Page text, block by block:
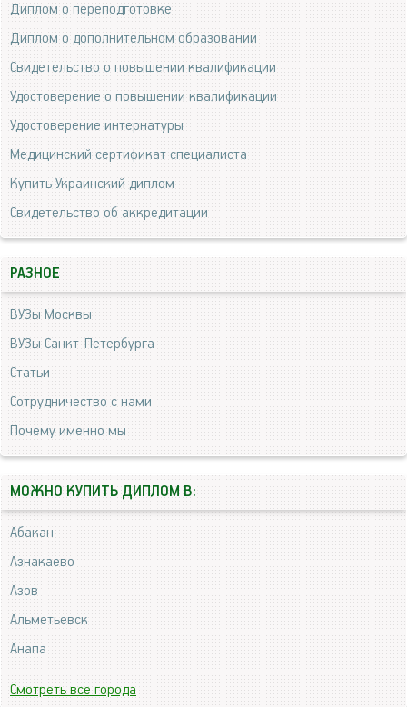
Диплом о переподготовке
Диплом о дополнительном образовании
Свидетельство о повышении квалификации
Удостоверение о повышении квалификации
Удостоверение интернатуры
Медицинский сертификат специалиста
Купить Украинский диплом
Свидетельство об аккредитации
РАЗНОЕ
ВУЗы Москвы
ВУЗы Санкт-Петербурга
Статьи
Сотрудничество с нами
Почему именно мы
МОЖНО КУПИТЬ ДИПЛОМ В:
Абакан
Азнакаево
Азов
Альметьевск
Анапа
Смотреть все города